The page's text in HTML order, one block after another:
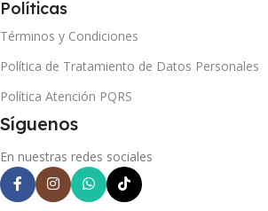
Políticas
Términos y Condiciones
Política de Tratamiento de Datos Personales
Política Atención PQRS
Síguenos
En nuestras redes sociales